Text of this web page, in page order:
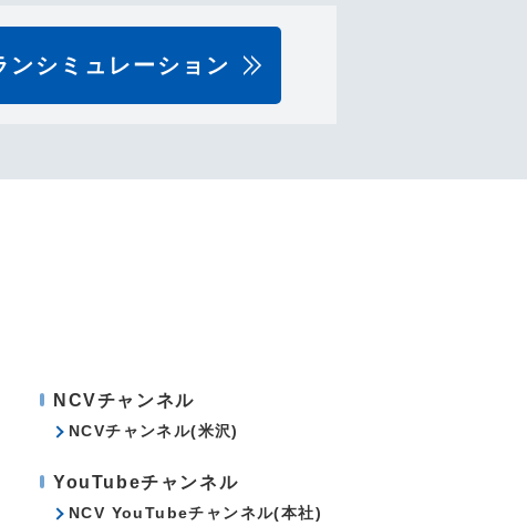
ンシミュレーション
NCVチャンネル
NCVチャンネル(米沢)
YouTubeチャンネル
NCV YouTubeチャンネル(本社)